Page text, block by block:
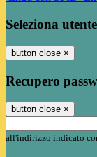
Seleziona utente
button close ×
Recupero
button close ×
all'indirizzo indicato